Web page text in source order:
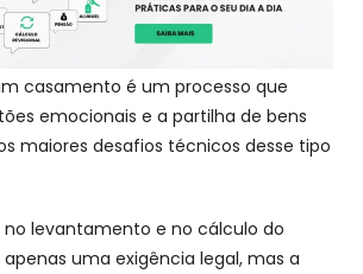
casamento é um processo que
emocionais e a partilha de bens
maiores desafios técnicos desse tipo
no levantamento e no cálculo do
uma exigência legal, mas a